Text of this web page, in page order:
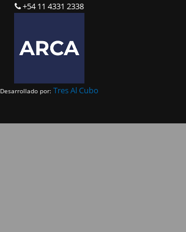
+54 11 4331 2338
Desarrollado por: Tres Al Cubo